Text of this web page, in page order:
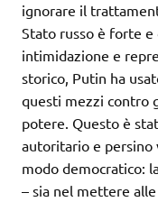
ignorare il
Stato russo è forte e
intimidazione e
storico, Putin ha
questi mezzi contro
potere. Questo è
autoritario e persino
modo democratico:
– sia nel mettere